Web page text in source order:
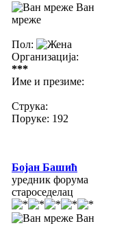
Ван
мреже
Пол:
Организација:
***
Име и презиме:
Струка:
Поруке: 192
Бојан Башић
уредник форума
староседелац
Ван